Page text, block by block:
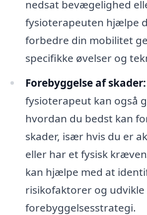
nedsat bevægelighed
fysioterapeuten hjælpe
forbedre din mobilitet
specifikke øvelser og
Forebyggelse af skader:
fysioterapeut kan også
hvordan du bedst kan
skader, især hvis du er
eller har et fysisk
kan hjælpe med at
risikofaktorer og udvikle
forebyggelsesstrategi.